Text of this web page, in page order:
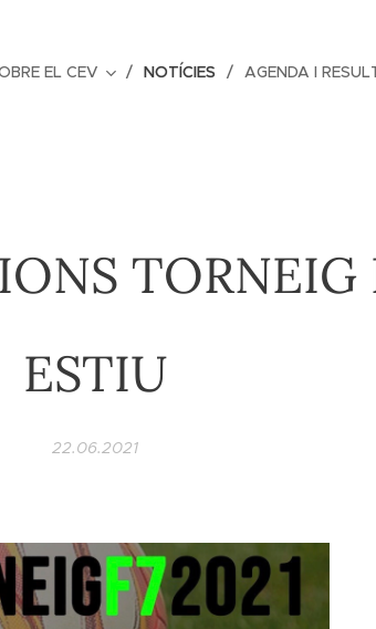
EL CEV NOTÍCIES AGENDA I
TORNEIG
ESTIU
22.06.2021